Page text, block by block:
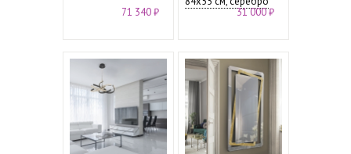
71 340 ₽
31 000 ₽